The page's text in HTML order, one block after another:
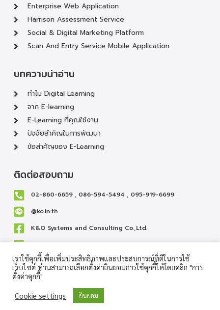
Enterprise Web Application
Harrison Assessment Service
Social & Digital Marketing Platform
Scan And Entry Service Mobile Application
บทความน่าอ่าน
ทำไม Digital Learning
จาก E-learning
E-Learning ที่คุณใช้งาน
ปัจจัยสำคัญในการพัฒนา
ข้อสำคัญของ E-Learning
ติดต่อสอบถาม
02-860-6659 , 086-594-5494 , 095-919-6699
@ko.in.th
K&O Systems and Consulting Co.,Ltd.
Copyright © 2013-2024 K&O Systems and Consulting
Co.,Ltd. All Rights Reserved
เราใช้คุกกี้เพื่อเพิ่มประสิทธิภาพและประสบการณ์ที่ดีในการใช้
เว็บไซต์ ท่านสามารถเลือกตั้งค่ายินยอมการใช้คุกกี้ได้โดยคลิก "การ
ตั้งค่าคุกกี้"
Cookie settings ยินยอม